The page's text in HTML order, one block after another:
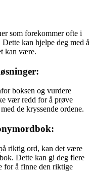
som forekommer ofte i
kan hjelpe deg med å
kan være.
boksen og vurdere
vær redd for å prøve
de kryssende ordene.
riktig ord, kan det være
Dette kan gi deg flere
for å finne den riktige